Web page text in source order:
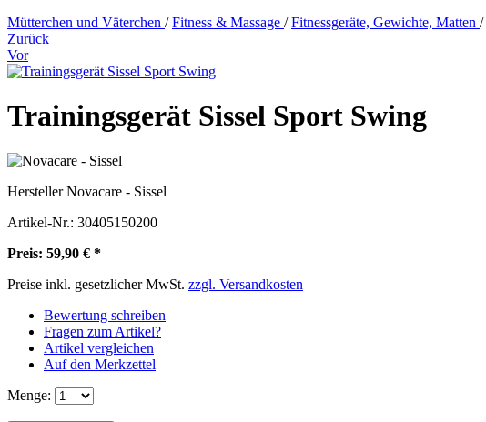
Mütterchen und Väterchen / Fitness & Massage / Fitnessgeräte, Gewichte, Matten /
Zurück
Vor
Trainingsgerät Sissel Sport Swing
HerstellerNovacare - Sissel
Artikel-Nr.: 30405150200
Preis: 59,90 € *
Preise inkl. gesetzlicher MwSt. zzgl. Versandkosten
Bewertung schreiben
Fragen zum Artikel?
Artikel vergleichen
Auf den Merkzettel
Menge: